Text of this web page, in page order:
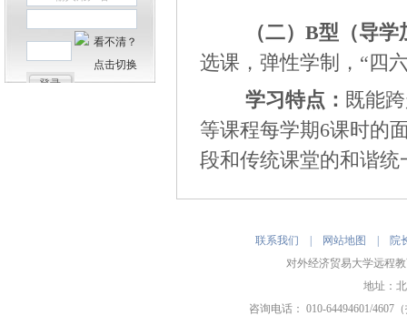
（二）B型（导
选课，弹性学制，“四
学习特点： 既能
等课程每学期6课时的
段和传统课堂的和谐统